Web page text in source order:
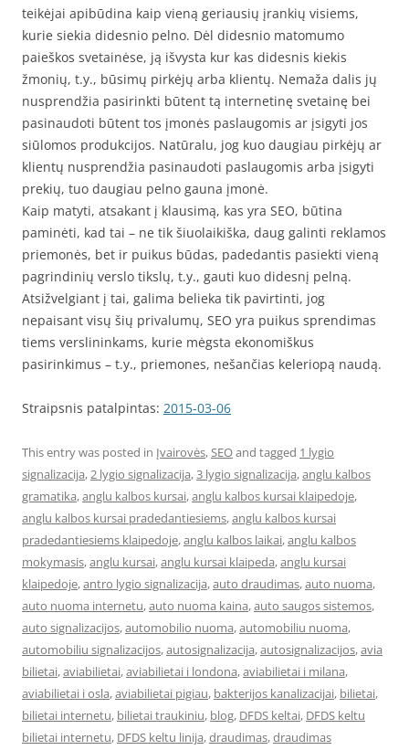
teikėjai apibūdina kaip vieną geriausių įrankių visiems,
kurie siekia didesnio pelno. Dėl didesnio matomumo
paieškos svetainėse, ją išvysta kur kas didesnis kiekis
žmonių, t.y., būsimų pirkėjų arba klientų. Nemaža dalis jų
nusprendžia pasirinkti būtent tą internetinę svetainę bei
pasinaudoti būtent tos įmonės paslaugomis ar įsigyti jos
siūlomos produkcijos. Natūralu, jog kuo daugiau pirkėjų ar
klientų nusprendžia pasinaudoti paslaugomis arba įsigyti
prekių, tuo daugiau pelno gauna įmonė.
Kaip matyti, atsakant į klausimą, kas yra SEO, būtina
paminėti, kad tai – ne tik šiuolaikiška, daug galinti reklamos
priemonės, bet ir puikus būdas, padedantis pasiekti vieną
pagrindinių verslo tikslų, t.y., gauti kuo didesnį pelną.
Atsižvelgiant į tai, galima belieka tik pavirtinti, jog
nepaisant visų šių privalumų, SEO yra puikus sprendimas
tiems verslininkams, kurie mėgsta ekonomiškus
pasirinkimus – t.y., priemones, nešančias keleriopą naudą.
Straipsnis patalpintas: 2015-03-06
This entry was posted in Įvairovės,SEOand tagged 1 lygio
signalizacija,2 lygio signalizacija,3 lygio signalizacija,anglu kalbos
gramatika,anglu kalbos kursai,anglu kalbos kursai klaipedoje,
anglu kalbos kursai pradedantiesiems,anglu kalbos kursai
pradedantiesiems klaipedoje,anglu kalbos laikai,anglu kalbos
mokymasis,anglu kursai,anglu kursai klaipeda,anglu kursai
klaipedoje,antro lygio signalizacija,auto draudimas,auto nuoma,
auto nuoma internetu,auto nuoma kaina,auto saugos sistemos,
auto signalizacijos,automobilio nuoma,automobiliu nuoma,
automobiliu signalizacijos,autosignalizacija,autosignalizacijos,avia
bilietai,aviabilietai,aviabilietai i londona,aviabilietai i milana,
aviabilietai i osla,aviabilietai pigiau, bakterijos kanalizacijai, bilietai,
bilietai internetu, bilietai traukiniu, blog, DFDS keltai, DFDS keltu
bilietai internetu, DFDS keltu linija,draudimas,draudimas